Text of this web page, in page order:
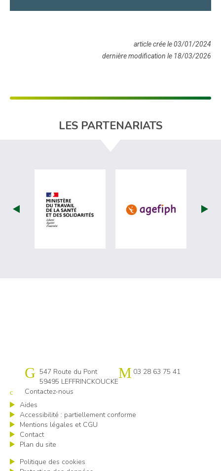
article crée le 03/01/2024
dernière modification le 18/03/2026
LES PARTENARIATS
visiter les site de Ministère du travail
visiter les
Cap emploi 59-62 Flandres littoral
547 Route du Pont
59495 LEFFRINCKOUCKE
03 28 63 75 41
Contactez-nous
Aides
Accessibilité : partiellement conforme
Mentions légales et CGU
Contact
Plan du site
Politique des cookies